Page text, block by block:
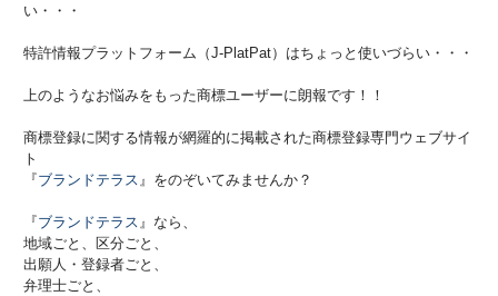
い・・・
特許情報プラットフォーム（J-PlatPat）はちょっと使いづらい・・・
上のようなお悩みをもった商標ユーザーに朗報です！！
商標登録に関する情報が網羅的に掲載された商標登録専門ウェブサイ
ト
『ブランドテラス 』をのぞいてみませんか？
『ブランドテラス 』なら、
地域ごと、区分ごと、
出願人・登録者ごと、
弁理士ごと、